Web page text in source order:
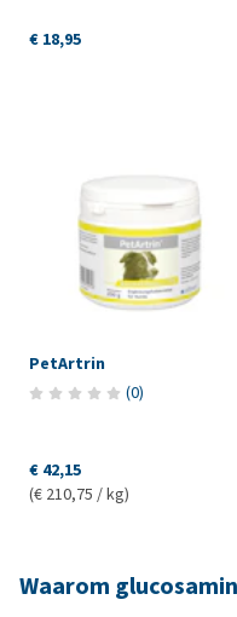
€ 18,95
PetArtrin
(0)
€ 42,15
(€ 210,75 / kg)
Waarom